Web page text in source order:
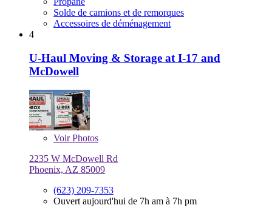
Solde de camions et de remorques
Accessoires de déménagement
4
U-Haul Moving & Storage at I-17 and
McDowell
VoirPhotos
2235 W McDowell Rd
Phoenix, AZ 85009
(623) 209-7353
Ouvert aujourd'hui de 7h am à 7h pm